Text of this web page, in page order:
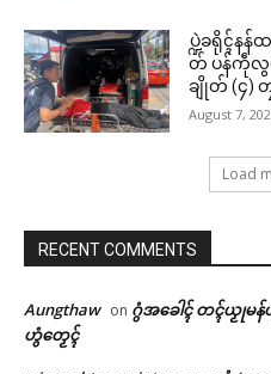
ပ္ဍဲခရိုၚ်န
တ် ပန်ကဵုလွ
ချိုတ် (၄)
August 7,
Load
RECENT COMMENTS
Aungthaw on ဂွံအခေါၚ် တၚ်ယၟုမန်
ဟွံတၟေၚ်